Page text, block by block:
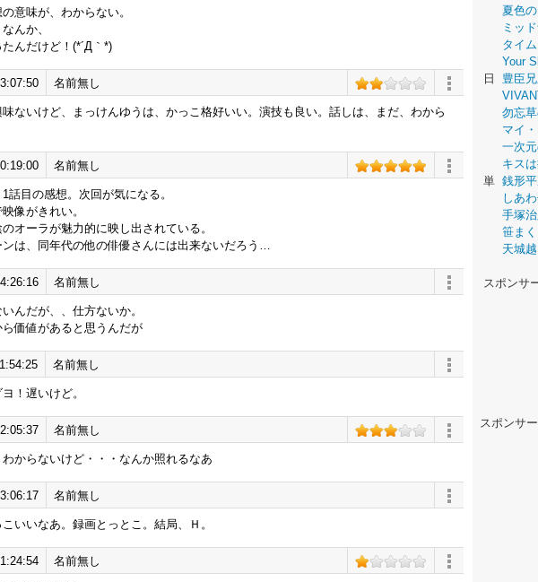
意味が、わからない。
んか、
んだけど！(*´Д｀*)
名前無し
ないけど、まっけんゆうは、かっこ格好いい。演技も良い。話しは、まだ、わから
名前無し
話目の感想。次回が気になる。
像がきれい。
オーラが魅力的に映し出されている。
ンは、同年代の他の俳優さんには出来ないだろう…
名前無し
んだが、、仕方ないか。
価値があると思うんだが
名前無し
！遅いけど。
名前無し
わからないけど・・・なんか照れるなあ
名前無し
いいなあ。録画とっとこ。結局、Ｈ。
名前無し
夏色
ミッ
タイ
Your
日
豊臣
勿忘
マイ
一次
キス
単 銭形
しあ
手塚
笹ま
天城
スポンサ
スポンサ